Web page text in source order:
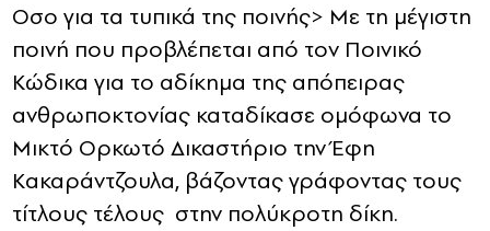
Οσο για τα τυπικά της ποινής> Mε τη μέγιστη
ποινή που προβλέπεται από τον Ποινικό
Κώδικα για το αδίκημα της απόπειρας
ανθρωποκτονίας καταδίκασε ομόφωνα το
Μικτό Ορκωτό Δικαστήριο την Έφη
Κακαράντζουλα, βάζοντας γράφοντας τους
τίτλους τέλους στην πολύκροτη δίκη.